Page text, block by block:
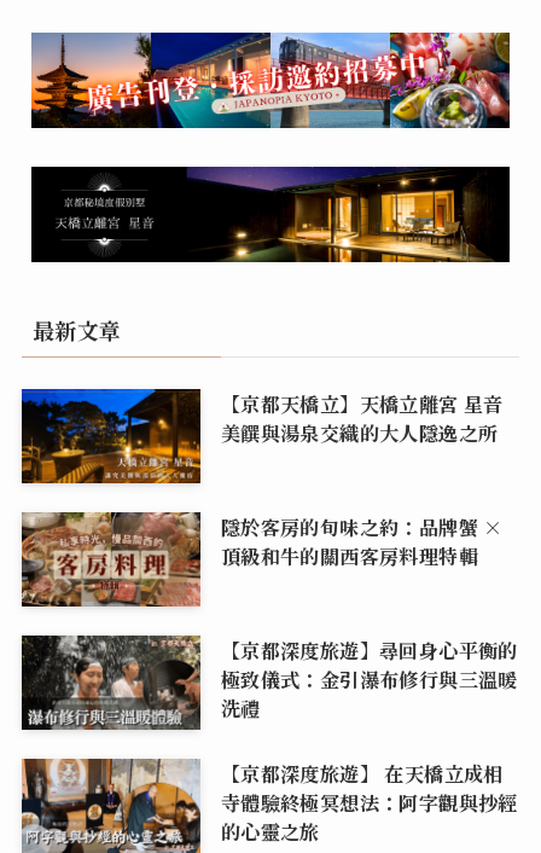
最新文章
【京都天橋立】天橋立離宮 星音
美饌與湯泉交織的大人隱逸之所
隱於客房的旬味之約：品牌蟹 ×
頂級和牛的關西客房料理特輯
【京都深度旅遊】尋回身心平衡的
極致儀式：金引瀑布修行與三溫暖
洗禮
【京都深度旅遊】 在天橋立成相
寺體驗終極冥想法：阿字觀與抄經
的心靈之旅